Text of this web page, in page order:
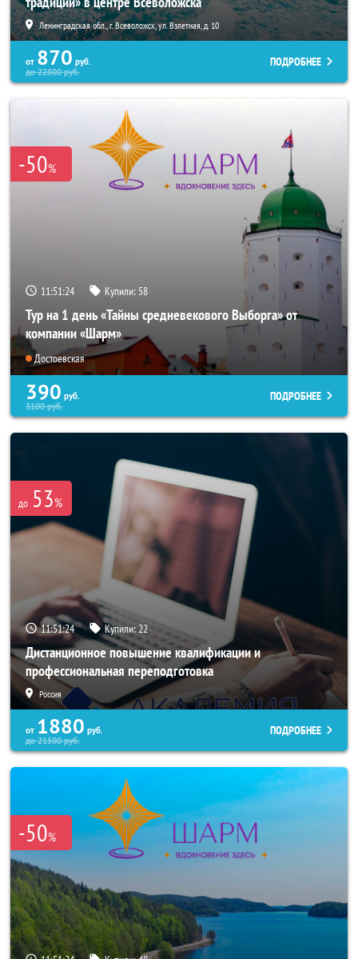
Ленинградская обл., г. Всеволожск, ул. Взлетная, д. 10
от 870 руб.
до22800руб.
ПОДРОБНЕЕ
-50%
11:51:20 Купили: 58
Тур на 1 день «Тайны средневекового Выборга» от
компании «Шарм»
Достоевская
390 руб.
3100руб.
ПОДРОБНЕЕ
до 53%
11:51:20 Купили:22
Дистанционное повышение квалификации и
профессиональная переподготовка
Россия
от 1880 руб.
до21500руб.
ПОДРОБНЕЕ
-50%